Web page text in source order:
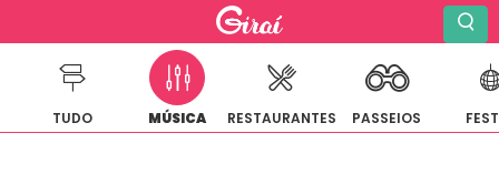
TUDO MÚSICA RESTAURANTES PASSEIOS